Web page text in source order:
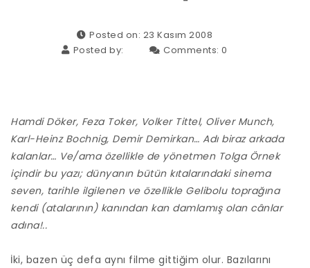
Posted on: 23 Kasım 2008
Posted by:
Comments:0
Hamdi Döker, Feza Toker, Volker Tittel, Oliver Munch,
Karl-Heinz Bochnig, Demir Demirkan… Adı biraz arkada
kalanlar… Ve/ama özellikle de yönetmen Tolga Örnek
içindir bu yazı; dünyanın bütün kıtalarındaki sinema
seven, tarihle ilgilenen ve özellikle Gelibolu toprağına
kendi (atalarının) kanından kan damlamış olan cânlar
adına!..
İki, bazen üç defa aynı filme gittiğim olur. Bazılarını